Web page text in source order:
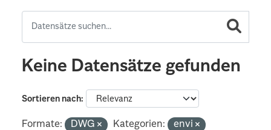
Keine Datensätze gefunden
Sortieren nach
Formate: DWG Kategorien:
envi